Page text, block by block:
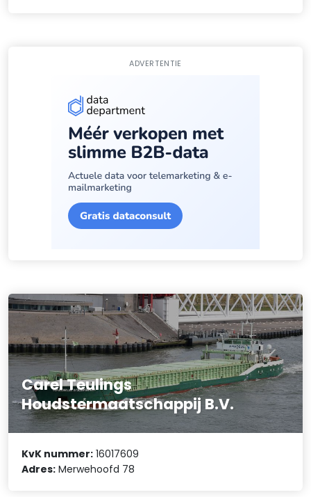
ADVERTENTIE
Carel Teulings
Houdstermaatschappij B.V.
KvK nummer: 16017609
Adres: Merwehoofd 78